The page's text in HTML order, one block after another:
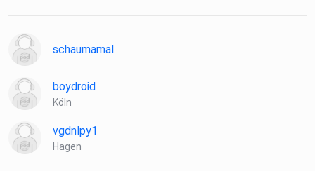
schaumamal
boydroid
Köln
vgdnlpy1
Hagen